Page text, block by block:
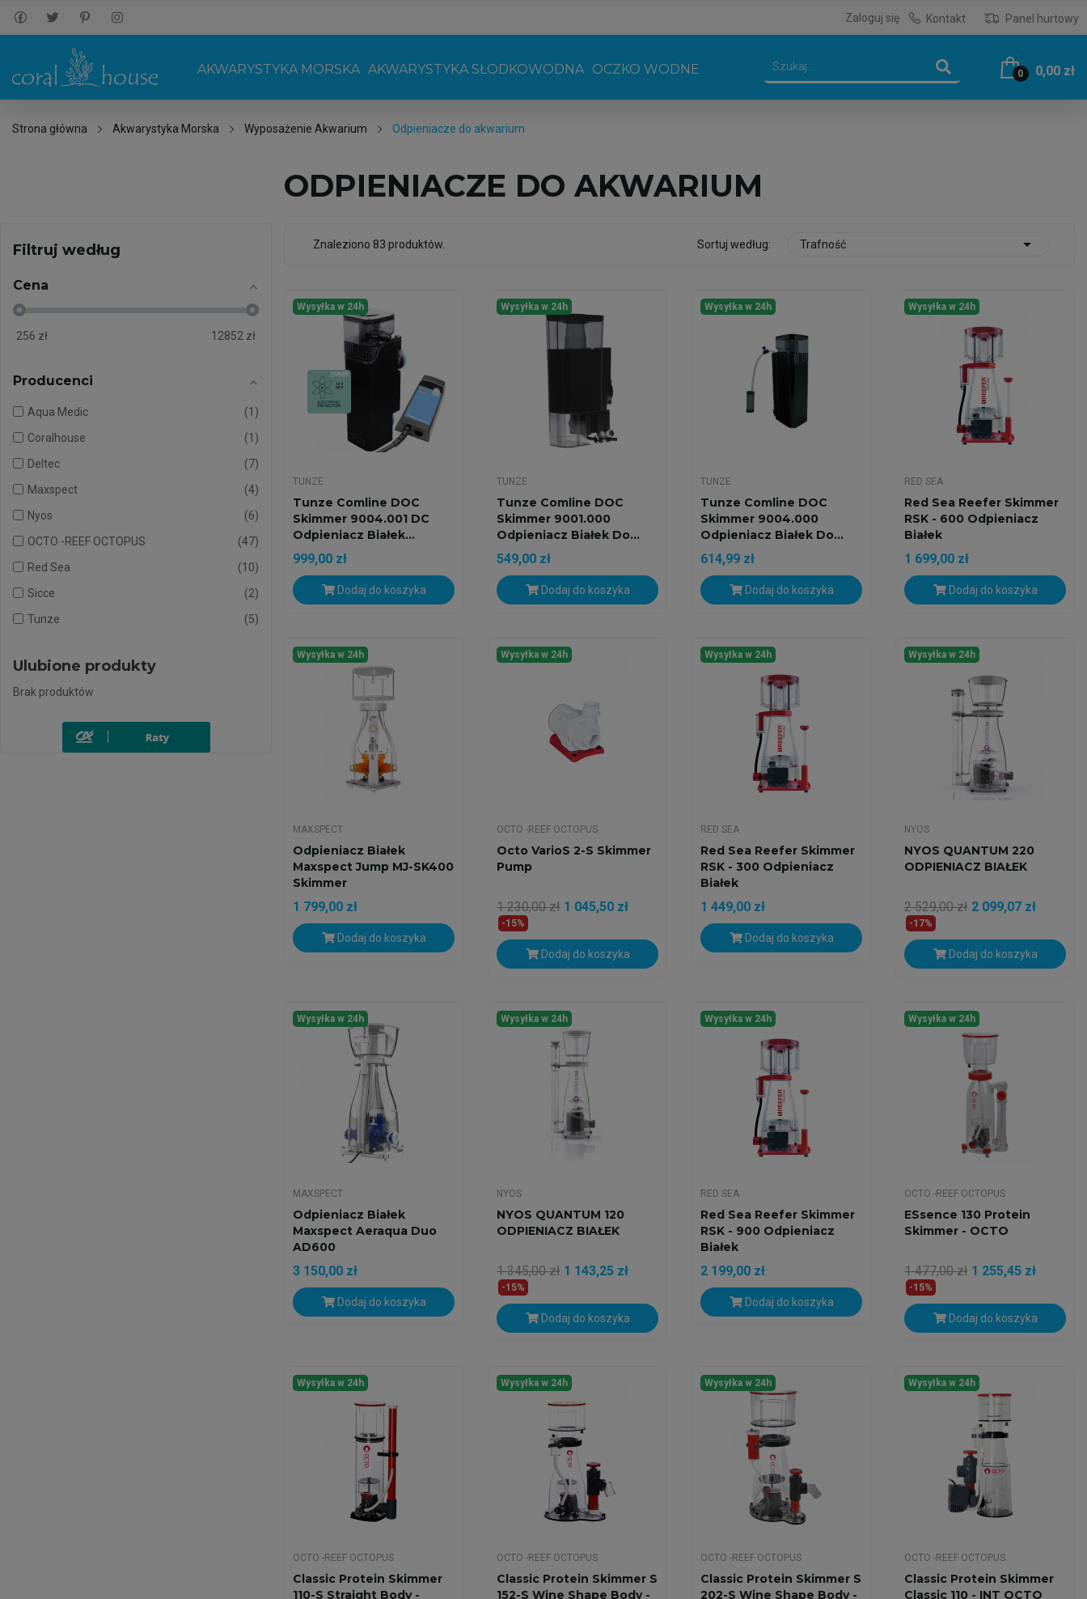
Zaloguj się Kontakt Panel hurtowy
AKWARYSTYKA MORSKA AKWARYSTYKA SŁODKOWODNA OCZKO WODNE 0 0,00 zł
Strona główna Akwarystyka Morska Wyposażenie Akwarium Odpieniacze do akwarium
Filtruj według
Cena
256 zł 12852 zł
Producenci
Aqua Medic
1
Coralhouse
1
Deltec
7
Maxspect
4
Nyos
6
OCTO -REEF OCTOPUS
47
Red Sea
10
Sicce
2
Tunze
5
Ulubione produkty
Brak produktów
ODPIENIACZE DO AKWARIUM
Znaleziono 83 produktów. Sortuj według: Trafność 
Wysyłka w 24h
TUNZE
Tunze Comline DOC
Skimmer 9004.001 DC
Odpieniacz Białek...
999,00 zł
Dodaj do koszyka
Wysyłka w 24h
TUNZE
Tunze Comline DOC
Skimmer 9001.000
Odpieniacz Białek Do...
549,00 zł
Dodaj do koszyka
Wysyłka w 24h
TUNZE
Tunze Comline DOC
Skimmer 9004.000
Odpieniacz Białek Do...
614,99 zł
Dodaj do koszyka
Wysyłka w 24h
RED SEA
Red Sea Reefer Skimmer
RSK - 600 Odpieniacz
Białek
1 699,00 zł
Dodaj do koszyka
Wysyłka w 24h
MAXSPECT
Odpieniacz Białek
Maxspect Jump MJ-SK400
Skimmer
1 799,00 zł
Dodaj do koszyka
Wysyłka w 24h
OCTO -REEF OCTOPUS
Octo VarioS 2-S Skimmer
Pump
1 230,00 zł 1 045,50 zł
-15%
Dodaj do koszyka
Wysyłka w 24h
RED SEA
Red Sea Reefer Skimmer
RSK - 300 Odpieniacz
Białek
1 449,00 zł
Dodaj do koszyka
Wysyłka w 24h
NYOS
NYOS QUANTUM 220
ODPIENIACZ BIAŁEK
2 529,00 zł 2 099,07 zł
-17%
Dodaj do koszyka
Wysyłka w 24h
MAXSPECT
Odpieniacz Białek
Maxspect Aeraqua Duo
AD600
3 150,00 zł
Dodaj do koszyka
Wysyłka w 24h
NYOS
NYOS QUANTUM 120
ODPIENIACZ BIAŁEK
1 345,00 zł 1 143,25 zł
-15%
Dodaj do koszyka
Wysyłka w 24h
RED SEA
Red Sea Reefer Skimmer
RSK - 900 Odpieniacz
Białek
2 199,00 zł
Dodaj do koszyka
Wysyłka w 24h
OCTO -REEF OCTOPUS
ESsence 130 Protein
Skimmer - OCTO
1 477,00 zł 1 255,45 zł
-15%
Dodaj do koszyka
Wysyłka w 24h
OCTO -REEF OCTOPUS
Classic Protein Skimmer
110-S Straight Body -
Wysyłka w 24h
OCTO -REEF OCTOPUS
Classic Protein Skimmer S
152-S Wine Shape Body -
Wysyłka w 24h
OCTO -REEF OCTOPUS
Classic Protein Skimmer S
202-S Wine Shape Body -
Wysyłka w 24h
OCTO -REEF OCTOPUS
Classic Protein Skimmer
Classic 110 - INT OCTO